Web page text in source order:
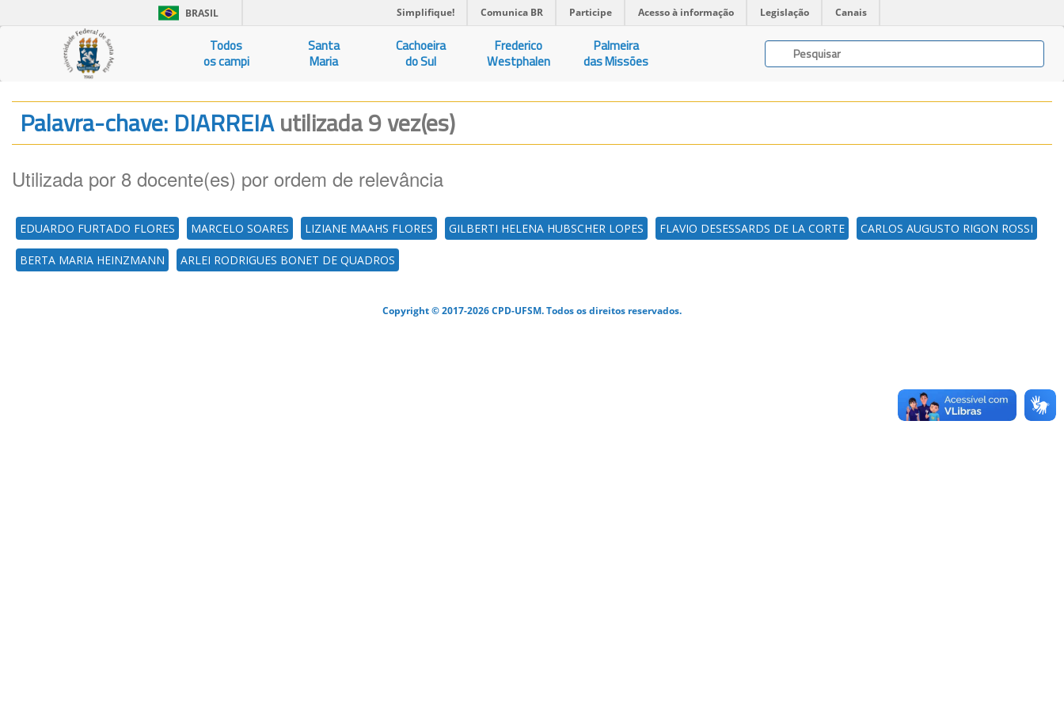
BRASIL Simplifique! Comunica BR Participe Acesso à informação Legislação Canais
Todos
os campi
Santa
Maria
Cachoeira
do Sul
Frederico
Westphalen
Palmeira
das Missões
Palavra-chave: DIARREIAutilizada 9 vez(es)
Utilizada por 8 docente(es) por ordem de relevância
EDUARDO FURTADO FLORES MARCELO SOARES LIZIANE MAAHS FLORES GILBERTI HELENA HUBSCHER LOPES FLAVIO DESESSARDS DE LA CORTE CARLOS AUGUSTO RIGON ROSSI
BERTA MARIA HEINZMANN ARLEI RODRIGUES BONET DE QUADROS
Copyright © 2017-2026 CPD-UFSM. Todos os direitos reservados.